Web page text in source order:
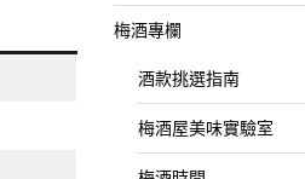
梅酒專欄
酒款挑選指南
梅酒屋美味實驗室